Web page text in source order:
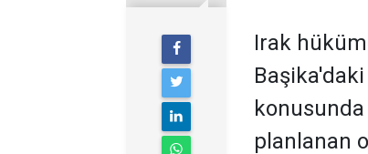
Irak
planlanan